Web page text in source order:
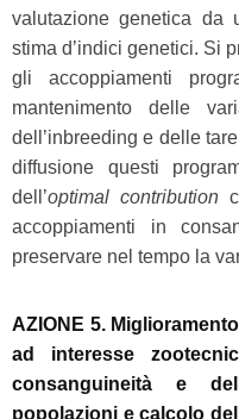
valutazione genetica da
stima d’indici genetici. Si
gli accoppiamenti
mantenimento delle
dell’inbreeding e delle
diffusione questi
dell’optimal contribution
accoppiamenti in
preservare nel tempo la
AZIONE 5.
ad interesse
consanguineità e
popolazioni e calcolo